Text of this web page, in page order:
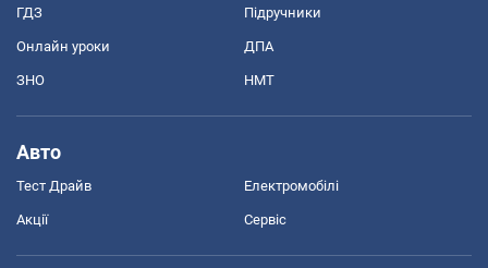
ГДЗ Підручники
Онлайн уроки ДПА
ЗНО НМТ
Авто
Тест Драйв Електромобілі
Акції Сервіс